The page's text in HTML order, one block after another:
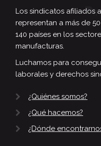
Los sindicatos afiliados
representan a más de
140 países en los
manufacturas.
Luchamos para
laborales y derechos
¿Quiénes somos?
¿Qué hacemos?
¿Dónde